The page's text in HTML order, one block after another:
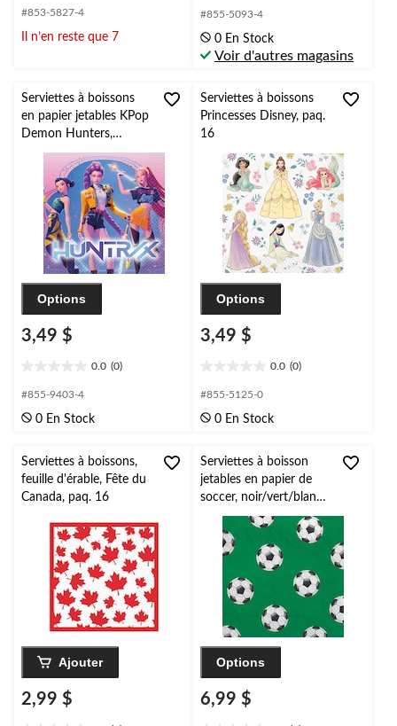
étoile(s)
5.
#853-5827-4
Il n’en reste que 7
étoile(s)
5.
#855-5093-4
0 En Stock
Voir d'autres magasins
Serviettes à boissons
en papier jetables KPop
Demon Hunters,
multicolore, 5 po, paq.
16, pour fête
d'anniversaire
Options
3,49 $
0.0 (0)
étoile(s)
5.
#855-9403-4
0 En Stock
Serviettes à boissons
Princesses Disney, paq.
16
Options
3,49 $
0.0 (0)
étoile(s)
5.
#855-5125-0
0 En Stock
Serviettes à boissons,
feuille d'érable, Fête du
Canada, paq. 16
Ajouter
2,99 $
Serviettes à boisson
jetables en papier de
soccer, noir/vert/blanc,
7 po, paq. 40, pour fête
d'anniversaire/sportive
Options
6,99 $